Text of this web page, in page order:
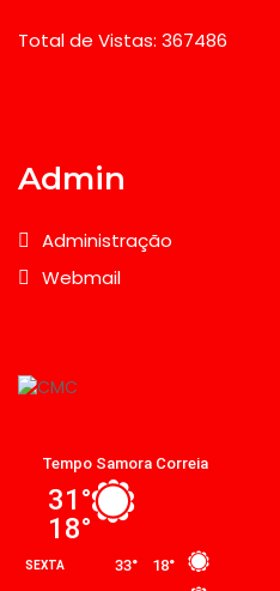
Total de Vistas: 367486
Admin
Administração
Webmail